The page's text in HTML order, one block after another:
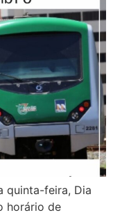
quinta-feira, Dia
horário de